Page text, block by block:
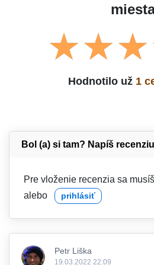
Hodnotilo už 1
Bol (a) si tam? Napíš
Pre vloženie recenzia sa musíš
alebo prihlásiť
Petr Liška
19.03.2022 22:09